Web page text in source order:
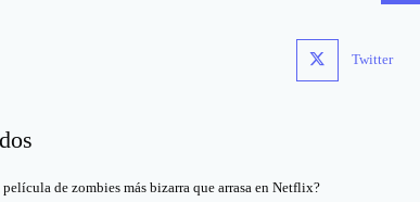
Twitter
de zombies más bizarra que arrasa en Netflix?